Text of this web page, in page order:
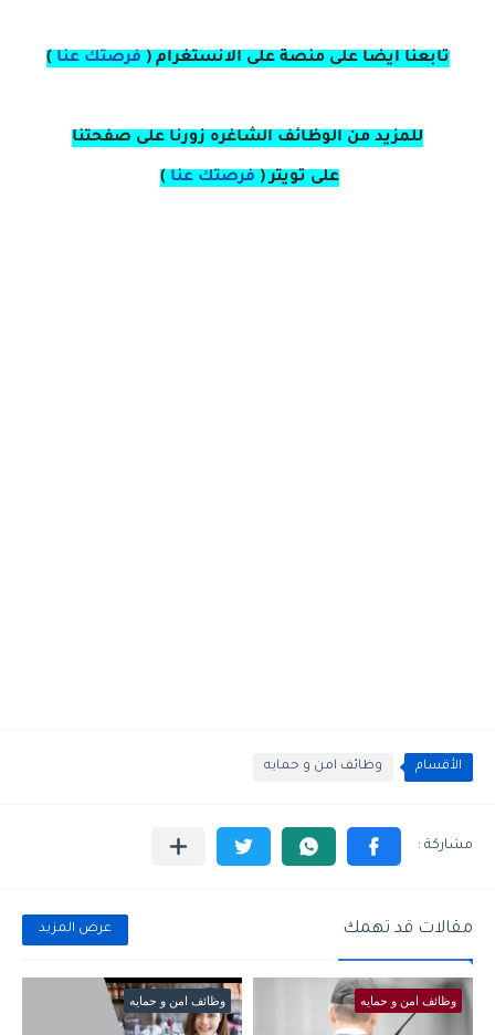
تابعنا ايضا على منصة على الانستغرام ( فرصتك عنا )
للمزيد من الوظائف الشاغره زورنا على صفحتنا
على تويتر( فرصتك عنا )
الأقسام وظائف امن و حمايه
مقالات قد تهمك عرض المزيد
وظائف امن و حمايه وظائف امن و حمايه